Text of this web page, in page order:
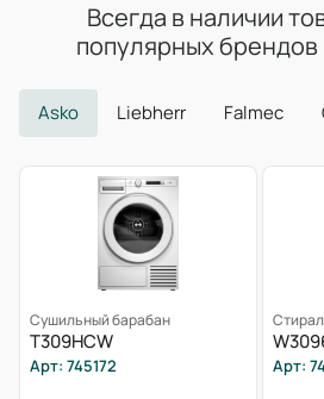
Всегда в наличии
популярных брендов
Asko Liebherr Falmec
Сушильный барабан
T309HCW
Арт: 745172 Арт: